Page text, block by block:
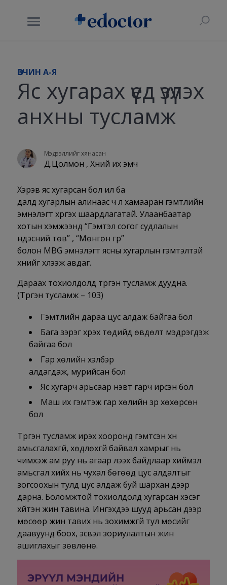
ӨВЧИН A-Я
Яс хугарах үед үзүүлэх
анхны тусламж
Мэдээллийг хянасан
Д.Цолмон , Хүний их эмч
Хэрэв яс хугарсан бол ил ба
далд хугарлын алинаас ч үл хамааран гэмтлийн
эмнэлэгт хүргэх шаардлагатай. Улаанбаатар
хотын хэмжээнд “Гэмтэл согог судлалын
үндэсний төв” , “Мөнгөн гүүр”
болон MBG эмнэлэгт ясны хугарлын гэмтэлтэй
хүнийг хүлээж авдаг.
Дараах тохиолдолд түргэн тусламж дуудна.
(Түргэн тусламж – 103)
Гэмтлийн дараа цус алдаж байгаа бол
Бага зэрэг хүрэх төдийд өвдөлт мэдрэгдэж
байгаа бол
Гар хөлийн хэлбэр
алдагдаж, мурийсан бол
Яс хугарч арьсаар нэвт гарч ирсэн бол
Маш их гэмтэж гар хөлийн үзүүр хөхөрсөн
бол
Түргэн тусламж ирэх хооронд гэмтсэн хүн
амьсгалахгүй, хөдлөхгүй байвал хамрыг нь
чимхэж ам руу нь агаар үлээх байдлаар хиймэл
амьсгал хийх нь чухал бөгөөд цус алдалтыг
зогсоохын тулд цус алдаж буй шархан дээр
дарна. Боломжтой тохиолдолд хугарсан хэсэг
хүйтэн жин тавина. Ингэхдээ шууд арьсан дээр
мөсөөр жин тавих нь зохимжгүй тул мөсийг
даавуунд боох, эсвэл зориулалтын жин
ашиглахыг зөвлөнө.